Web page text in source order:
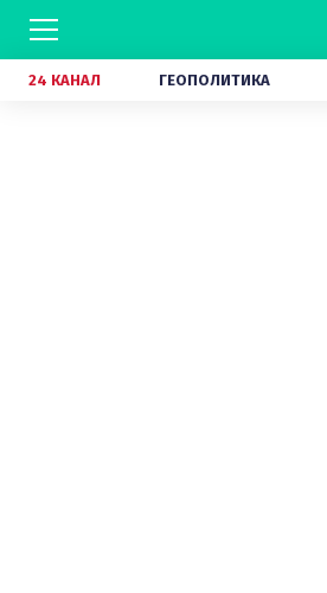
24 КАНАЛ ГЕОПОЛИТИКА